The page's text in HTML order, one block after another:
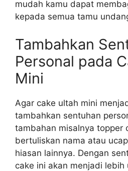
mudah kamu dapat
kepada semua tamu
Tambahkan
Personal pada
Mini
Agar cake ultah mini
tambahkan sentuhan
tambahan misalnya topper
bertuliskan nama atau
hiasan lainnya. Dengan
cake ini akan menjadi lebih